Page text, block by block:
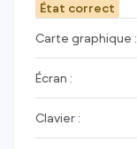
État correct
Carte graphique :
Écran :
Clavier :